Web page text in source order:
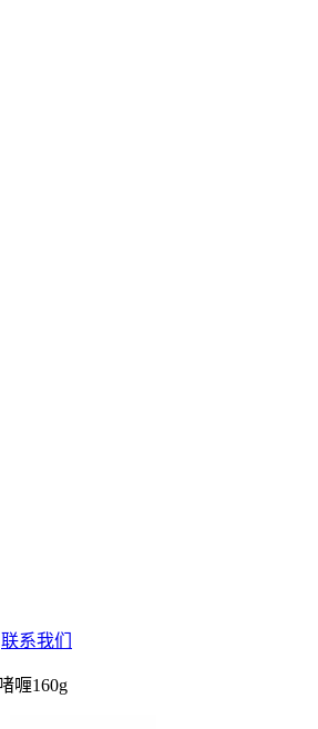
联系我们
喱160g